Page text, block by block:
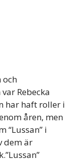
och
Rebecka
har haft roller i
åren, men
“Lussan” i
dem är